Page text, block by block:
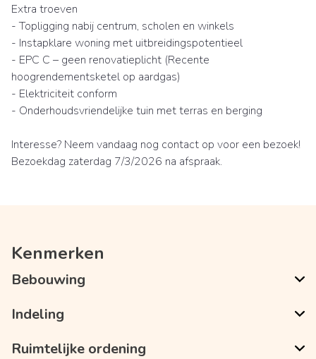
Extra troeven
- Topligging nabij centrum, scholen en winkels
- Instapklare woning met uitbreidingspotentieel
- EPC C – geen renovatieplicht (Recente
hoogrendementsketel op aardgas)
- Elektriciteit conform
- Onderhoudsvriendelijke tuin met terras en berging
Interesse? Neem vandaag nog contact op voor een bezoek!
Bezoekdag zaterdag 7/3/2026 na afspraak.
Kenmerken
Bebouwing
Indeling
Ruimtelijke ordening